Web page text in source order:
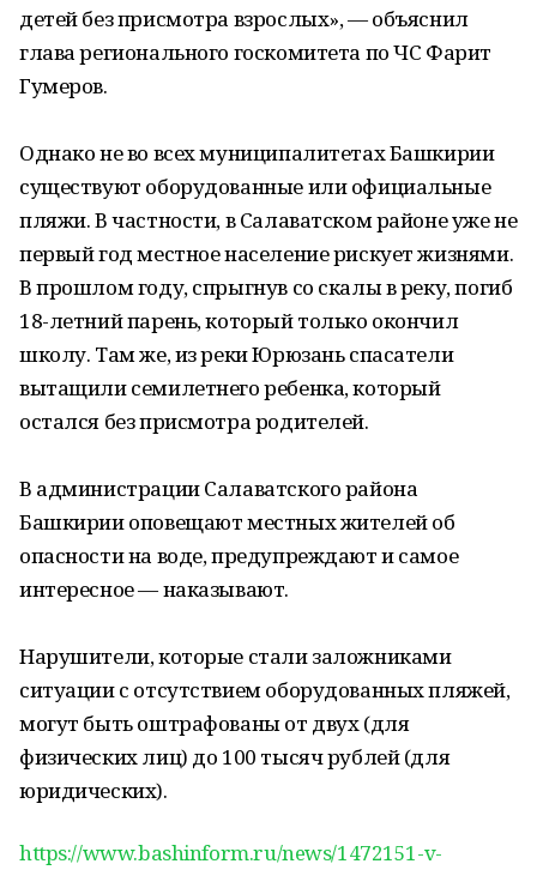
детей без присмотра взрослых», — объяснил
глава регионального госкомитета по ЧС Фарит
Гумеров.
Однако не во всех муниципалитетах Башкирии
существуют оборудованные или официальные
пляжи. В частности, в Салаватском районе уже не
первый год местное население рискует жизнями.
В прошлом году, спрыгнув со скалы в реку, погиб
18-летний парень, который только окончил
школу. Там же, из реки Юрюзань спасатели
вытащили семилетнего ребенка, который
остался без присмотра родителей.
В администрации Салаватского района
Башкирии оповещают местных жителей об
опасности на воде, предупреждают и самое
интересное — наказывают.
Нарушители, которые стали заложниками
ситуации с отсутствием оборудованных пляжей,
могут быть оштрафованы от двух (для
физических лиц) до 100 тысяч рублей (для
юридических).
https://www.bashinform.ru/news/1472151-v-